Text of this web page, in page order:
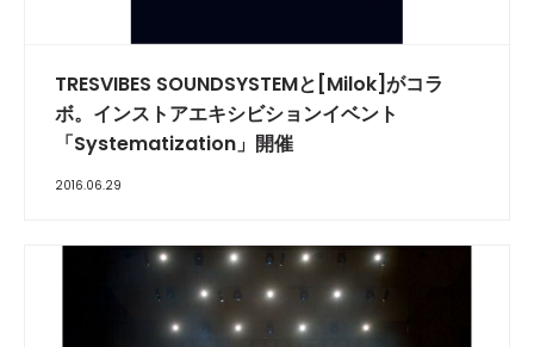
TRESVIBES SOUNDSYSTEMと[Milok]がコラ
ボ。インストアエキシビションイベント
「Systematization」開催
2016.06.29